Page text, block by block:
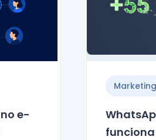
e-
Marketing
funciona